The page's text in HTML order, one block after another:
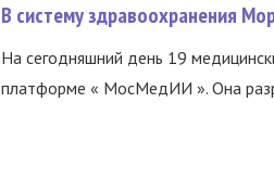
В систему здравоохранения
На сегодняшний день 19
платформе « МосМедИИ ». Она